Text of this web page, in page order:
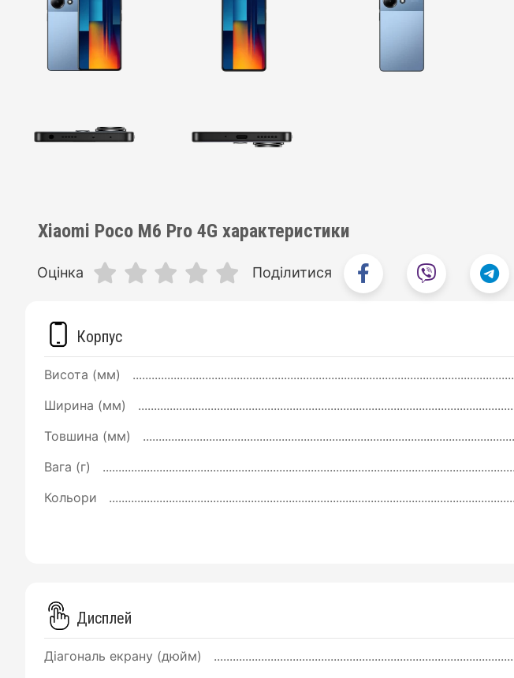
Xiaomi Poco M6 Pro 4G характеристики
Оцінка Поділитися
Корпус
Висота (мм)
Ширина (мм)
Товшина (мм)
Вага (г)
Кольори
Дисплей
Діагональ екрану (дюйм)